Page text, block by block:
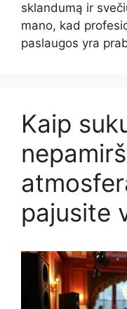
sklandumą ir
mano, kad
paslaugos yra
Kaip
pajusite